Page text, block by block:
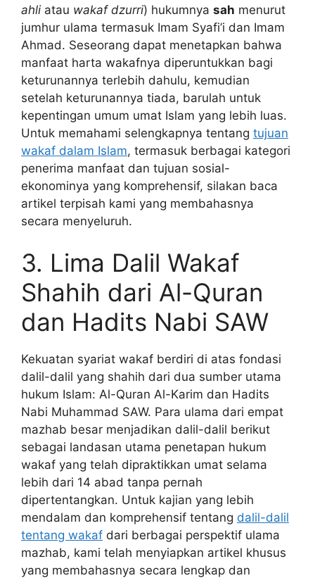
ahli atau wakaf dzurri) hukumnya sah menurut
jumhur ulama termasuk Imam Syafi’i dan Imam
Ahmad. Seseorang dapat menetapkan bahwa
manfaat harta wakafnya diperuntukkan bagi
keturunannya terlebih dahulu, kemudian
setelah keturunannya tiada, barulah untuk
kepentingan umum umat Islam yang lebih luas.
Untuk memahami selengkapnya tentang tujuan
wakaf dalam Islam, termasuk berbagai kategori
penerima manfaat dan tujuan sosial-
ekonominya yang komprehensif, silakan baca
artikel terpisah kami yang membahasnya
secara menyeluruh.
3. Lima Dalil Wakaf
Shahih dari Al-Quran
dan Hadits Nabi SAW
Kekuatan syariat wakaf berdiri di atas fondasi
dalil-dalil yang shahih dari dua sumber utama
hukum Islam: Al-Quran Al-Karim dan Hadits
Nabi Muhammad SAW. Para ulama dari empat
mazhab besar menjadikan dalil-dalil berikut
sebagai landasan utama penetapan hukum
wakaf yang telah dipraktikkan umat selama
lebih dari 14 abad tanpa pernah
dipertentangkan. Untuk kajian yang lebih
mendalam dan komprehensif tentang dalil-dalil
tentang wakaf dari berbagai perspektif ulama
mazhab, kami telah menyiapkan artikel khusus
yang membahasnya secara lengkap dan